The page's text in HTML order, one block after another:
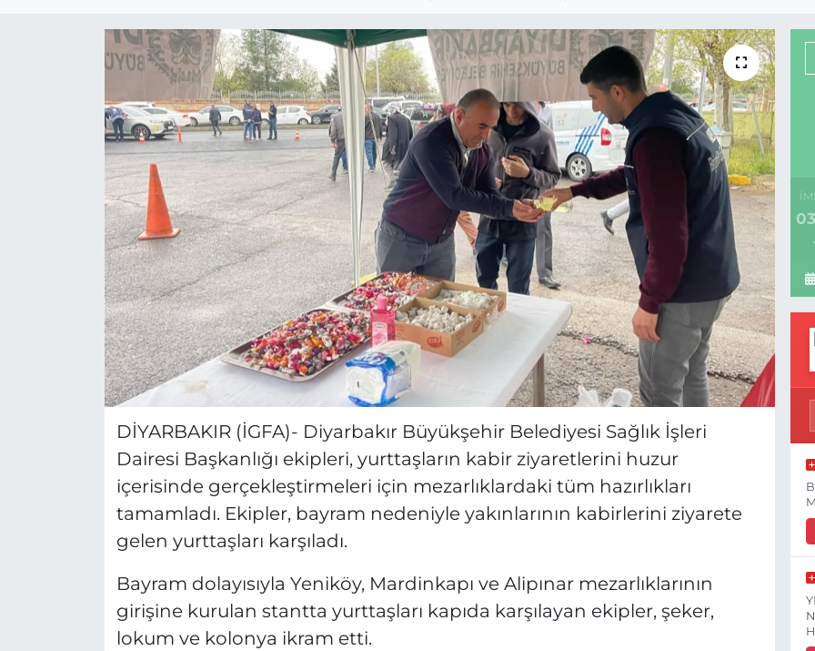
DİYARBAKIR (İGFA)- Diyarbakır Büyükşehir Belediyesi Sağlık İşleri
Dairesi Başkanlığı ekipleri, yurttaşların kabir ziyaretlerini huzur
içerisinde gerçekleştirmeleri için mezarlıklardaki tüm hazırlıkları
tamamladı. Ekipler, bayram nedeniyle yakınlarının kabirlerini ziyarete
gelen yurttaşları karşıladı.
Bayram dolayısıyla Yeniköy, Mardinkapı ve Alipınar mezarlıklarının
girişine kurulan stantta yurttaşları kapıda karşılayan ekipler, şeker,
lokum ve kolonya ikram etti.